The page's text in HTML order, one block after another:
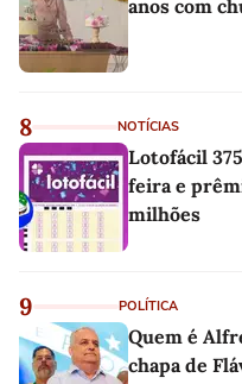
anos com
8 NOTÍCIAS
Lotofácil
feira e
milhões
9 POLÍTICA
Quem é
chapa de